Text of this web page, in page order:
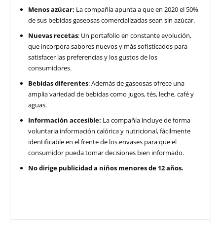
Menos azúcar: La compañía apunta a que en 2020 el 50%
de sus bebidas gaseosas comercializadas sean sin azúcar.
Nuevas recetas: Un portafolio en constante evolución,
que incorpora sabores nuevos y más sofisticados para
satisfacer las preferencias y los gustos de los
consumidores.
Bebidas diferentes: Además de gaseosas ofrece una
amplia variedad de bebidas como jugos, tés, leche, café y
aguas.
Información accesible: La compañía incluye de forma
voluntaria información calórica y nutricional, fácilmente
identificable en el frente de los envases para que el
consumidor pueda tomar decisiones bien informado.
No dirige publicidad a niños menores de 12 años.